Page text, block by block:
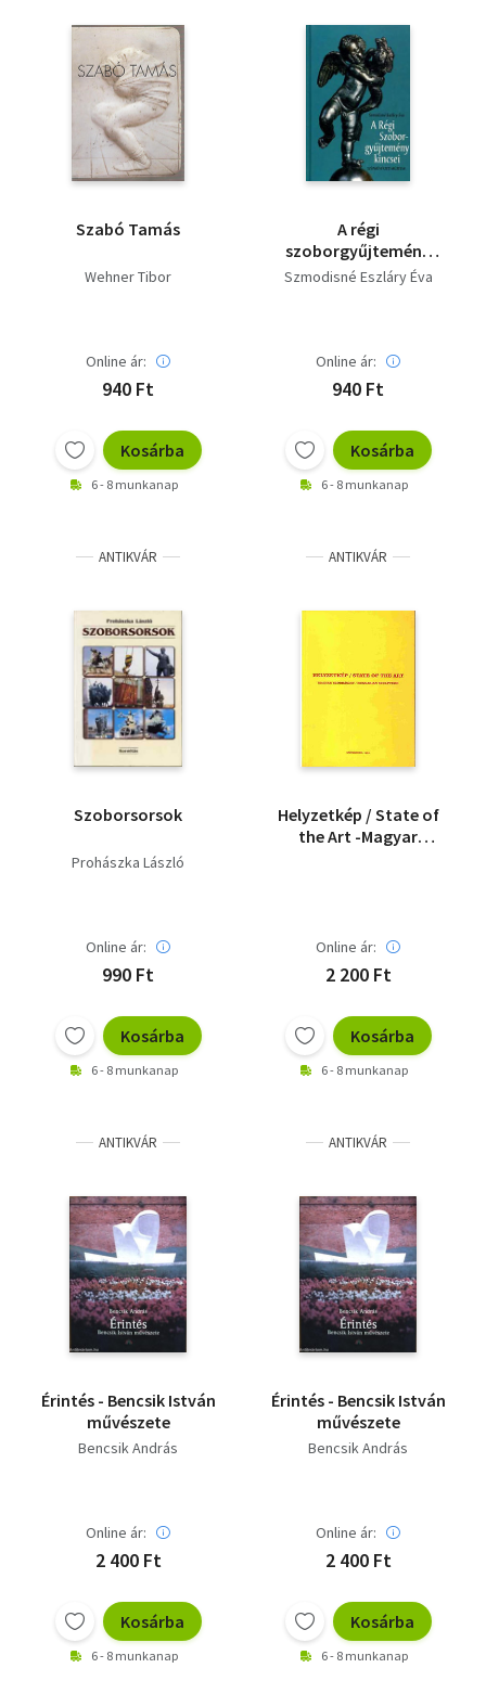
Szabó Tamás
Wehner Tibor
Online ár:
940 Ft
Kosárba
6 - 8 munkanap
A régi
szoborgyűjtemény
kincsei
Szmodisné Eszláry Éva
Online ár:
940 Ft
Kosárba
6 - 8 munkanap
ANTIKVÁR
Szoborsorsok
Prohászka László
Online ár:
990 Ft
Kosárba
6 - 8 munkanap
ANTIKVÁR
Helyzetkép / State of
the Art -Magyar
Online ár:
2 200 Ft
Kosárba
6 - 8 munkanap
ANTIKVÁR
Érintés - Bencsik István
művészete
Bencsik András
Online ár:
2 400 Ft
Kosárba
6 - 8 munkanap
ANTIKVÁR
Érintés - Bencsik István
művészete
Bencsik András
Online ár:
2 400 Ft
Kosárba
6 - 8 munkanap